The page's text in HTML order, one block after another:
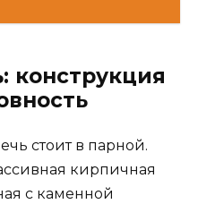
конструкция
стоит в парной.
кирпичная
с каменной